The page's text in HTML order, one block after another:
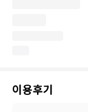
이용후기